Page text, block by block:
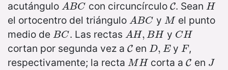
acutángulo ABC
ABC con circuncírculo C
C. Sean H
H
el ortocentro del triángulo ABC
ABC y M
M el punto
medio de BC
BC . Las rectas AH, BH
AH,BH y CH
CH
cortan por segunda vez a C
C enD, E
D,E yF
F,
respectivamente; la recta MH
MH corta aC
C en J
J